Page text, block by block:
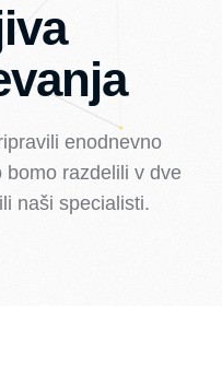
enodnevno
bomo razdelili v dve
naši specialisti.